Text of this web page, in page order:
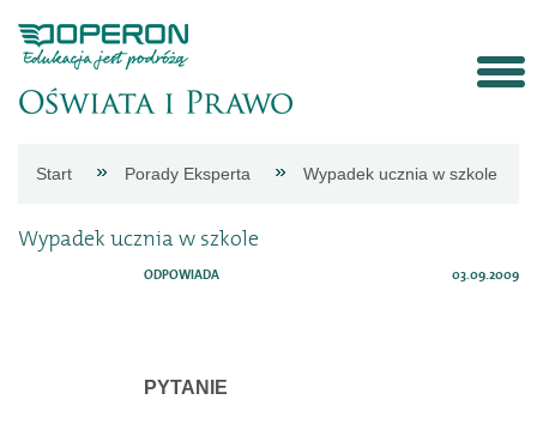
Aktualności
Start Porady Eksperta Wypadek ucznia w szkole
Wypadek ucznia w szkole
ODPOWIADA 03.09.2009
PYTANIE